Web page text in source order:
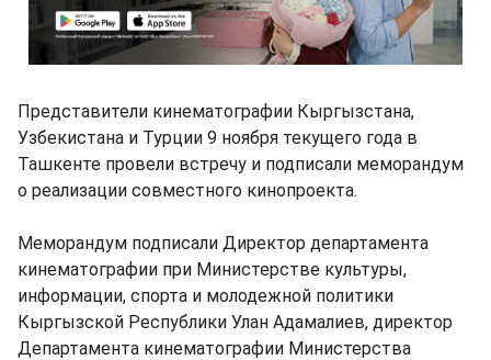
Представители кинематографии Кыргызстана,
Узбекистана и Турции 9 ноября текущего года в
Ташкенте провели встречу и подписали меморандум
о реализации совместного кинопроекта.
Меморандум подписали Директор департамента
кинематографии при Министерстве культуры,
информации, спорта и молодежной политики
Кыргызской Республики Улан Адамалиев, директор
Департамента кинематографии Министерства